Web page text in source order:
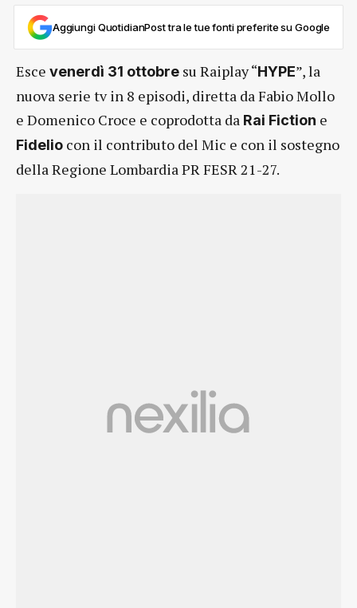
Aggiungi QuotidianPost tra le tue fonti preferite su Google
Esce venerdì 31 ottobre su Raiplay “HYPE”, la
nuova serie tv in 8 episodi, diretta da Fabio Mollo
e Domenico Croce e coprodotta da Rai Fiction e
Fidelio con il contributo del Mic e con il sostegno
della Regione Lombardia PR FESR 21-27.